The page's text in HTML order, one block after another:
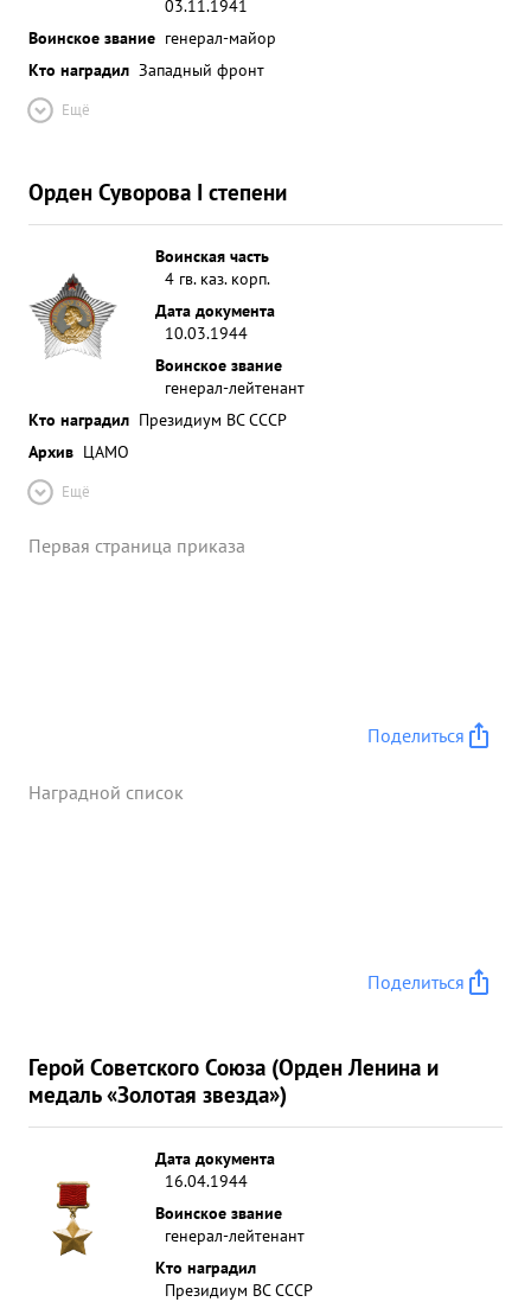
03.11.1941
Воинское звание генерал-майор
Кто наградил Западный фронт
Ещё
Орден Суворова I степени
Воинская часть
4 гв. каз. корп.
Дата документа
10.03.1944
Воинское звание
генерал-лейтенант
Кто наградил Президиум ВС СССР
Архив ЦАМО
Ещё
Первая страница приказа
Поделиться
Наградной список
Поделиться
Герой Советского Союза (Орден Ленина и
медаль «Золотая звезда»)
Дата документа
16.04.1944
Воинское звание
генерал-лейтенант
Кто наградил
Президиум ВС СССР